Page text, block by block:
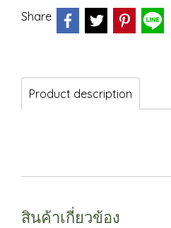
Share
Product description
สินค้าเกี่ยวข้อง